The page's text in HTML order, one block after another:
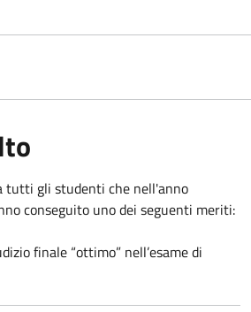
tutti gli studenti che nell'anno
conseguito uno dei seguenti meriti:
finale “ottimo” nell’esame di